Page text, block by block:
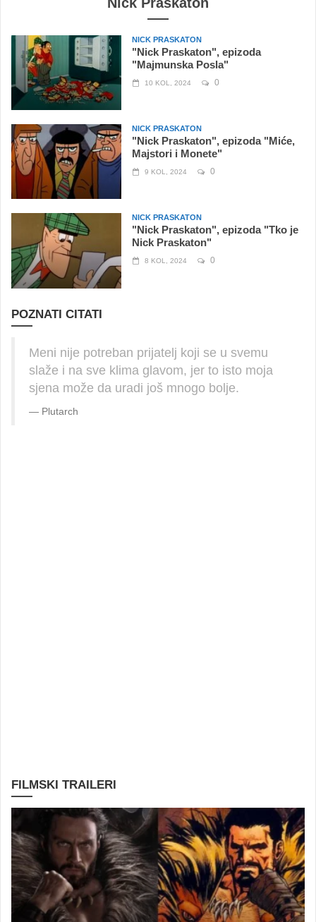
NICK PRASKATON
"Nick Praskaton", epizoda
"Majmunska Posla"
10 KOL, 2024 0
NICK PRASKATON
"Nick Praskaton", epizoda "Miće,
Majstori i Monete"
9 KOL, 2024 0
NICK PRASKATON
"Nick Praskaton", epizoda "Tko je
Nick Praskaton"
8 KOL, 2024 0
POZNATI CITATI
Meni nije potreban prijatelj koji se u svemu
slaže i na sve klima glavom, jer to isto moja
sjena može da uradi još mnogo bolje.
Plutarch
FILMSKI TRAILERI